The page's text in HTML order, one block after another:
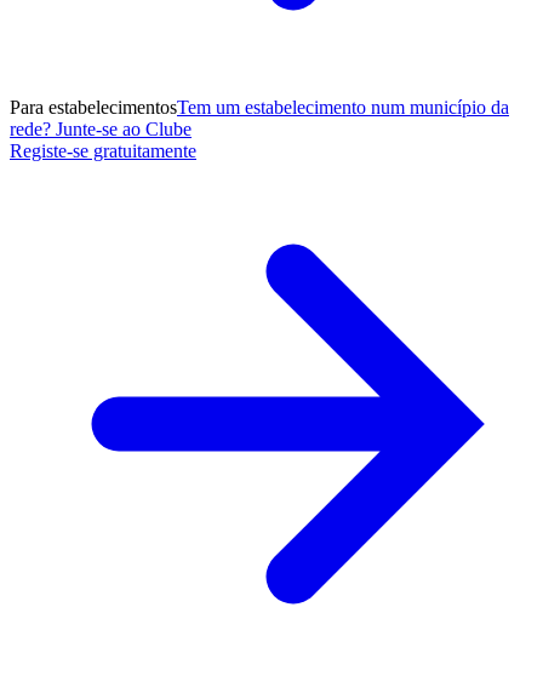
Para estabelecimentosTem um estabelecimento num município da
rede? Junte-se ao Clube
Registe-se gratuitamente